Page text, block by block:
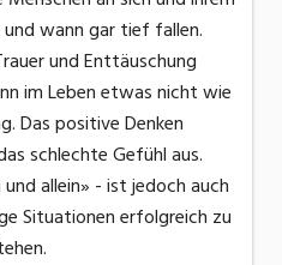
wann gar tief fallen.
und Enttäuschung
im Leben etwas nicht wie
Das positive Denken
schlechte Gefühl aus.
allein» - ist jedoch auch
Situationen erfolgreich zu